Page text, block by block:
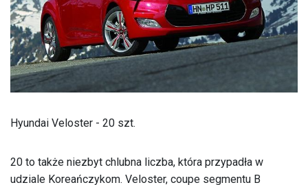
Hyundai Veloster - 20 szt.
20 to także niezbyt chlubna liczba, która przypadła w
udziale Koreańczykom. Veloster, coupe segmentu B